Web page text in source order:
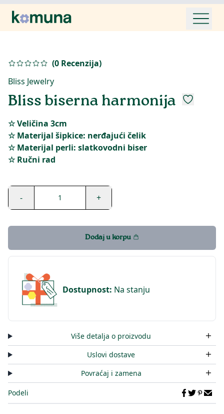
(0 Recenzija)
Bliss Jewelry
Bliss biserna harmonija
☆ Veličina 3cm
☆ Materijal šipkice: nerđajući čelik
☆ Materijal perli: slatkovodni biser
☆ Ručni rad
- 1 +
Dodaj u korpu
Dostupnost: Na stanju
Više detalja o proizvodu
Uslovi dostave
Povraćaj i zamena
Podeli